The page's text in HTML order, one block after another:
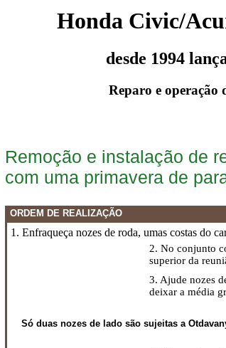
Honda Civic/
desde 1994
Reparo e operação
Remoção e instalação de
com uma primavera de
ORDEM DE REALIZAÇÃO
1. Enfraqueça nozes de roda, umas costas do
2. No conjunto
superior da
3. Ajude nozes
deixar a média
Só duas nozes de lado são sujeitas a